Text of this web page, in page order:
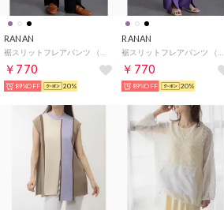
RANAN
￥770
89%OFF 20%
RANAN
￥770
89%OFF 20%